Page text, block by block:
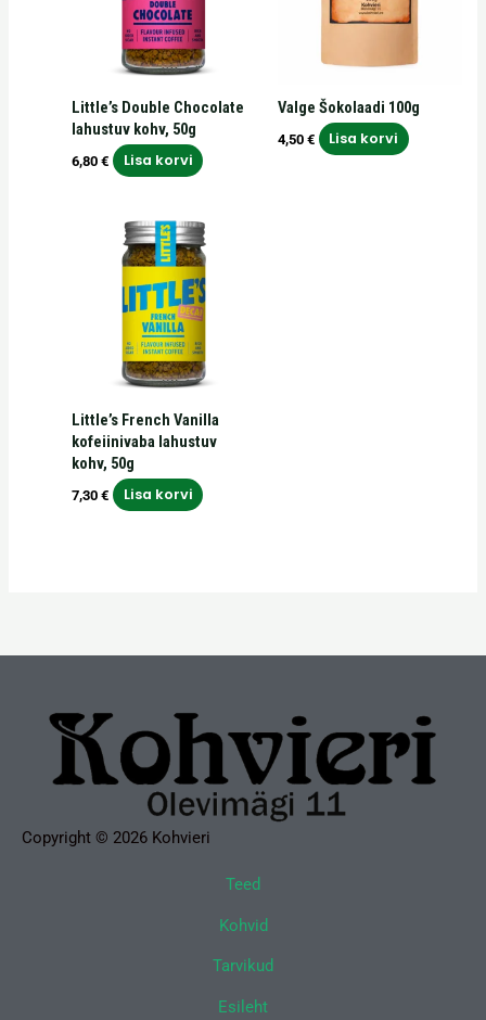
Little’s Double Chocolate
lahustuv kohv, 50g
6,80€ Lisa korvi
Valge Šokolaadi 100g
4,50 € Lisa korvi
Little’s French Vanilla
kofeiinivaba lahustuv
kohv, 50g
7,30€ Lisa korvi
Copyright © 2026 Kohvieri
Teed
Kohvid
Tarvikud
Esileht